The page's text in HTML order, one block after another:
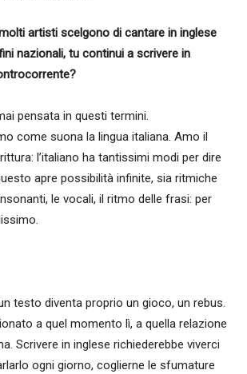
artisti scelgono di cantare in inglese
nazionali, tu continui a scrivere in
pensata in questi termini.
come suona la lingua italiana. Amo il
l’italiano ha tantissimi modi per dire
apre possibilità infinite, sia ritmiche
le vocali, il ritmo delle frasi: per
testo diventa proprio un gioco, un rebus.
a quel momento lì, a quella relazione
Scrivere in inglese richiederebbe viverci
ogni giorno, coglierne le sfumature